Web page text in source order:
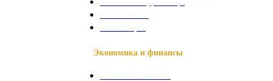
Экономика и финансы